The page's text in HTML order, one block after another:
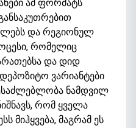
ამ ფორმატს
და რეგიონულ
რომელიც
და დიდ
ვარიანტები
ნამდვილ
რომ ყველა
მიჰყვება, მაგრამ ეს